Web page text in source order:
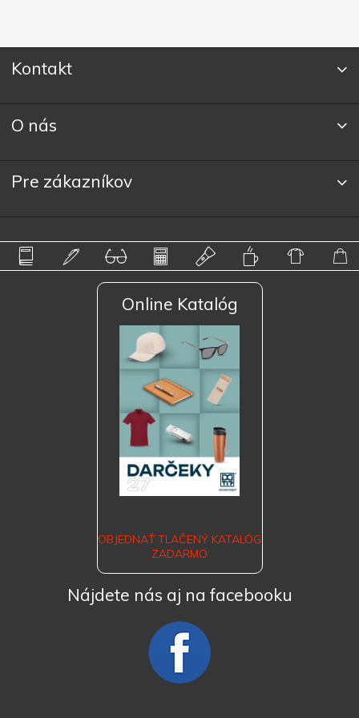
Kontakt
O nás
Pre zákazníkov
Online Katalóg
OBJEDNAŤ TLAČENÝ KATALÓG
ZADARMO
Nájdete nás aj na facebooku